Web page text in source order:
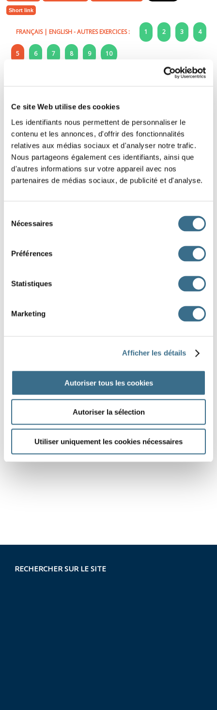
Ce site Web utilise des cookies
Les identifiants nous permettent de personnaliser le
contenu et les annonces, d'offrir des fonctionnalités
relatives aux médias sociaux et d'analyser notre trafic.
Nous partageons également ces identifiants, ainsi que
d'autres informations sur votre appareil avec nos
partenaires de médias sociaux, de publicité et d'analyse.
Nécessaires
Préférences
Statistiques
Marketing
Afficher les détails
Autoriser tous les cookies
Autoriser la sélection
Utiliser uniquement les cookies nécessaires
Short link
FRANÇAIS| ENGLISH- AUTRES EXERCICES : 1 2 3 4
5 6 7 8 9 10
Put that negative sentence in the right order.
Slide the words!
Be careful, the words that have a capital letter are those that start
the sentences, look also where is the period, it is it that ends the
sentence.
plus. démarre voiture Ma ne
RECHERCHER SUR LE SITE